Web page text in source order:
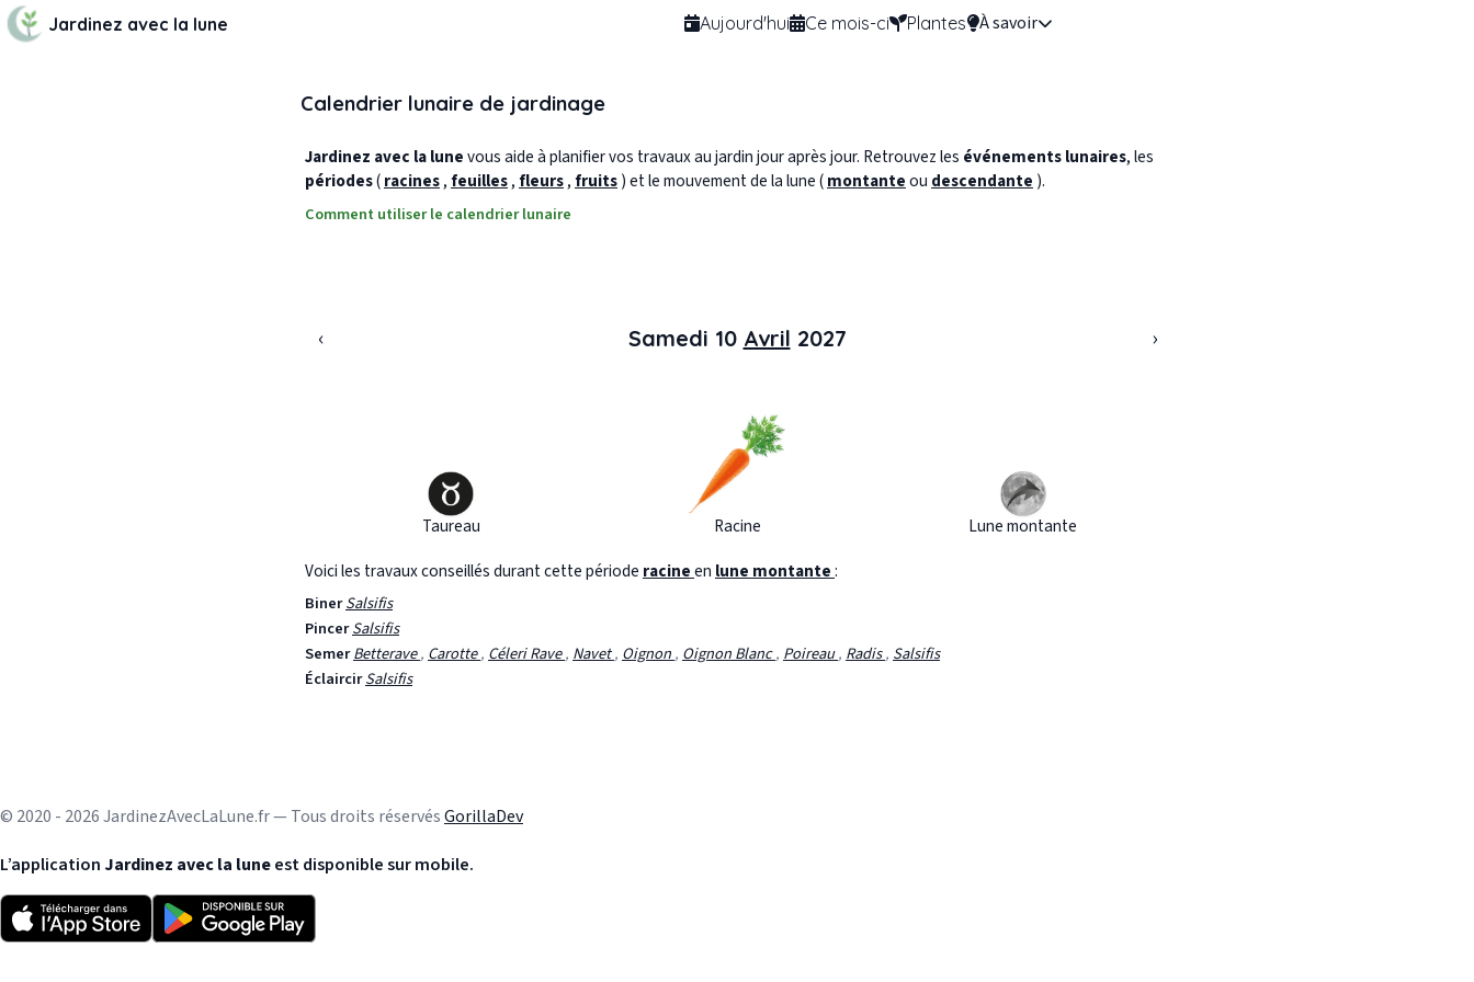
Jardinez avec la lune Aujourd'hui Ce mois-ci Plantes À savoir
Calendrier lunaire de jardinage
Jardinez avec la lunevous aide à planifier vos travaux au jardin jour après jour. Retrouvez les événements lunaires, les
périodes(racines, feuilles, fleurs, fruits) et le mouvement de la lune (montanteou descendante ).
Comment utiliser le calendrier lunaire
‹ Samedi 10 Avril 2027 ›
Taureau Racine
Lune montante
Voici les travaux conseillés durant cette période racineen lune montante:
BinerSalsifis
PincerSalsifis
SemerBetterave,Carotte,Céleri Rave,Navet,Oignon,Oignon Blanc,Poireau,Radis,Salsifis
ÉclaircirSalsifis
© 2020 - 2026 JardinezAvecLaLune.fr — Tous droits réservésGorillaDev
L’application Jardinez avec la luneest disponible sur mobile.